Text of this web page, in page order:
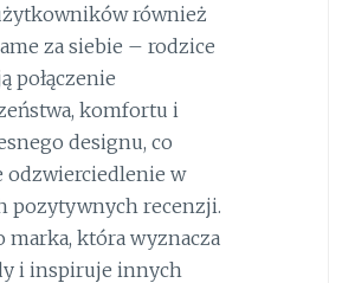
również
za siebie – rodzice
połączenie
komfortu i
designu, co
odzwierciedlenie w
pozytywnych recenzji.
marka, która wyznacza
i inspiruje innych